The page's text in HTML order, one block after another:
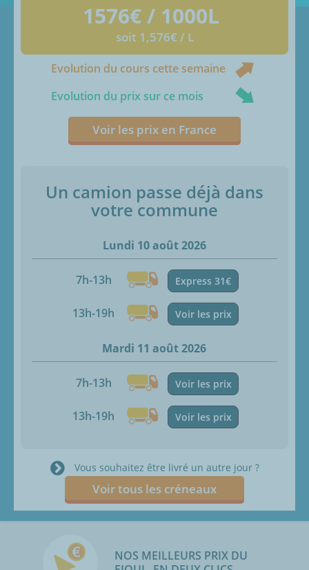
1576€ / 1000L
soit 1,576€ / L
Evolution du cours cette semaine
Evolution du prix sur ce mois
Voir les prix en France
Un camion passe déjà dans
votre commune
Lundi 10 août 2026
7h-13h Express 31€
13h-19h Voir les prix
Mardi 11 août 2026
7h-13h Voir les prix
13h-19h Voir les prix
Vous souhaitez être livré un autre jour ?
Voir tous les créneaux
NOS MEILLEURS PRIX DU